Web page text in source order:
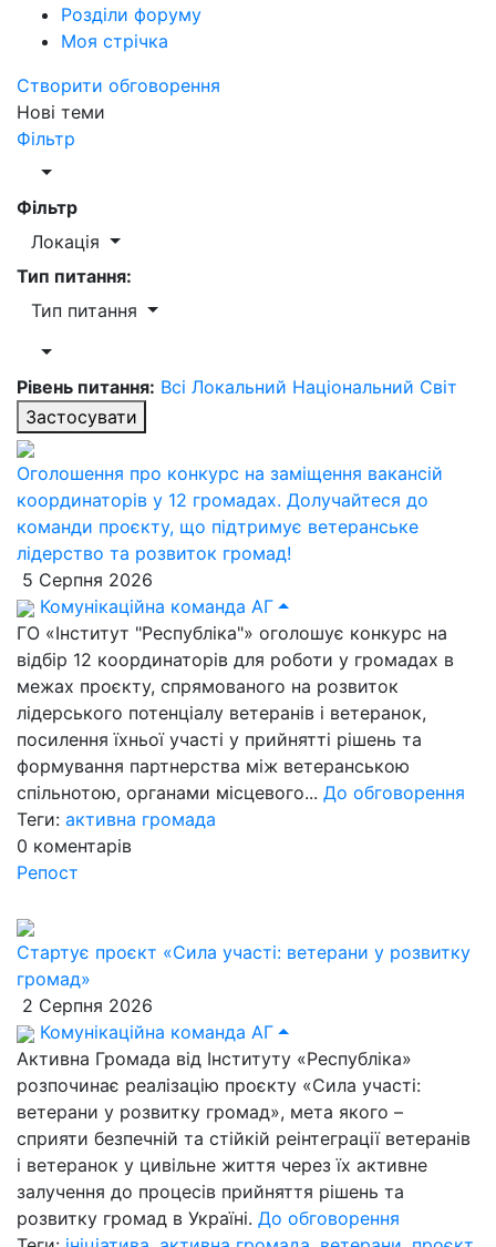
Розділи форуму
Моя стрічка
Створити обговорення
Нові теми
Фільтр
Фільтр
Локація
Тип питання:
Тип питання
Рівень питання: Всі Локальний Національний Світ
Застосувати
Оголошення про конкурс на заміщення вакансій
координаторів у 12 громадах. Долучайтеся до
команди проєкту, що підтримує ветеранське
лідерство та розвиток громад!
5 Серпня 2026
Комунікаційна команда АГ
ГО «Інститут "Республіка"» оголошує конкурс на
відбір 12 координаторів для роботи у громадах в
межах проєкту, спрямованого на розвиток
лідерського потенціалу ветеранів і ветеранок,
посилення їхньої участі у прийнятті рішень та
формування партнерства між ветеранською
спільнотою, органами місцевого... До обговорення
Теги: активна громада
0 коментарів
Репост
Стартує проєкт «Сила участі: ветерани у розвитку
громад»
2 Серпня 2026
Комунікаційна команда АГ
Активна Громада від Інституту «Республіка»
розпочинає реалізацію проєкту «Сила участі:
ветерани у розвитку громад», мета якого –
сприяти безпечній та стійкій реінтеграції ветеранів
і ветеранок у цивільне життя через їх активне
залучення до процесів прийняття рішень та
розвитку громад в Україні. До обговорення